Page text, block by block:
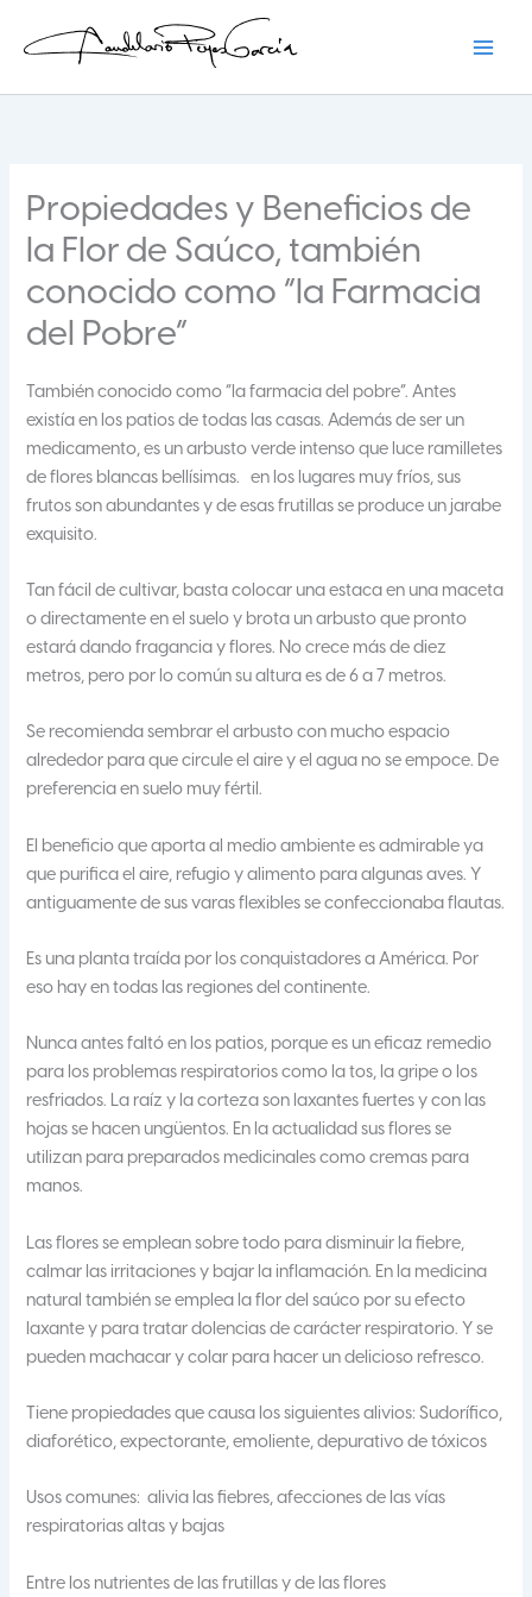
Propiedades y Beneficios de
la Flor de Saúco, también
conocido como “la Farmacia
del Pobre”
También conocido como “la farmacia del pobre”. Antes
existía en los patios de todas las casas. Además de ser un
medicamento, es un arbusto verde intenso que luce ramilletes
de flores blancas bellísimas. en los lugares muy fríos, sus
frutos son abundantes y de esas frutillas se produce un jarabe
exquisito.
Tan fácil de cultivar, basta colocar una estaca en una maceta
o directamente en el suelo y brota un arbusto que pronto
estará dando fragancia y flores. No crece más de diez
metros, pero por lo común su altura es de 6 a 7 metros.
Se recomienda sembrar el arbusto con mucho espacio
alrededor para que circule el aire y el agua no se empoce. De
preferencia en suelo muy fértil.
El beneficio que aporta al medio ambiente es admirable ya
que purifica el aire, refugio y alimento para algunas aves. Y
antiguamente de sus varas flexibles se confeccionaba flautas.
Es una planta traída por los conquistadores a América. Por
eso hay en todas las regiones del continente.
Nunca antes faltó en los patios, porque es un eficaz remedio
para los problemas respiratorios como la tos, la gripe o los
resfriados. La raíz y la corteza son laxantes fuertes y con las
hojas se hacen ungüentos. En la actualidad sus flores se
utilizan para preparados medicinales como cremas para
manos.
Las flores se emplean sobre todo para disminuir la fiebre,
calmar las irritaciones y bajar la inflamación. En la medicina
natural también se emplea la flor del saúco por su efecto
laxante y para tratar dolencias de carácter respiratorio. Y se
pueden machacar y colar para hacer un delicioso refresco.
Tiene propiedades que causa los siguientes alivios: Sudorífico,
diaforético, expectorante, emoliente, depurativo de tóxicos
Usos comunes: alivia las fiebres, afecciones de las vías
respiratorias altas y bajas
Entre los nutrientes de las frutillas y de las flores